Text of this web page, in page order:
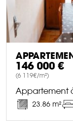
146 000 €
(6 119€/m²)
Appartement
23.86 m²